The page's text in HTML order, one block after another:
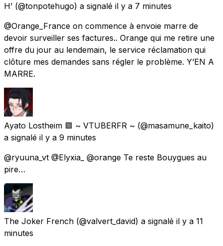
H’ (@tonpotehugo) a signalé il y a 7 minutes
@Orange_France on commence à envoie marre de
devoir surveiller ses factures.. Orange qui me retire une
offre du jour au lendemain, le service réclamation qui
clôture mes demandes sans régler le problème. Y’EN A
MARRE.
Ayato Lostheim 🟪 ~ VTUBERFR ~ (@masamune_kaito)
a signalé il y a 9 minutes
@ryuuna_vt @Elyxia_ @orange Te reste Bouygues au
pire…
The Joker French (@valvert_david) a signalé il y a 11
minutes